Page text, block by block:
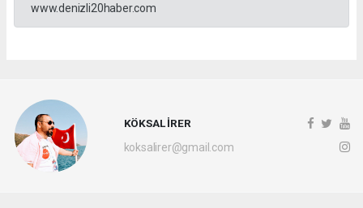
www.denizli20haber.com
KÖKSAL İRER
koksalirer@gmail.com